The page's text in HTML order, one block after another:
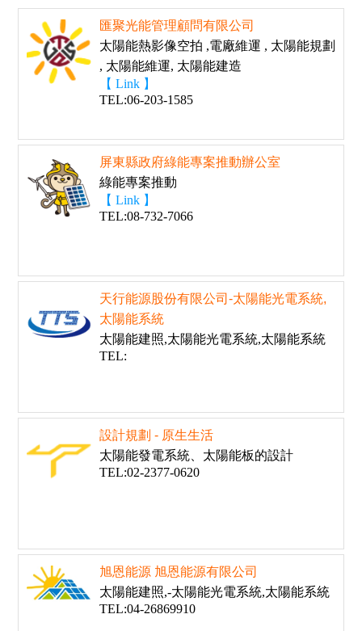
匯聚光能管理顧問有限公司
太陽能熱影像空拍 ,電廠維運 , 太陽能規劃
, 太陽能維運, 太陽能建造
【 Link 】
TEL:06-203-1585
屏東縣政府綠能專案推動辦公室
綠能專案推動
【 Link 】
TEL:08-732-7066
天行能源股份有限公司-太陽能光電系統,
太陽能系統
太陽能建照,太陽能光電系統,太陽能系統
TEL:
設計規劃 - 原生生活
太陽能發電系統、太陽能板的設計
TEL:02-2377-0620
旭恩能源 旭恩能源有限公司
太陽能建照,-太陽能光電系統,太陽能系統
TEL:04-26869910